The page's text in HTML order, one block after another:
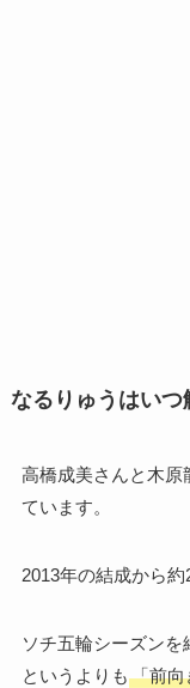
なるりゅうはいつ
高橋成美さんと木原
ています。
2013年の結成から約
ソチ五輪シーズン
というよりも 「前向